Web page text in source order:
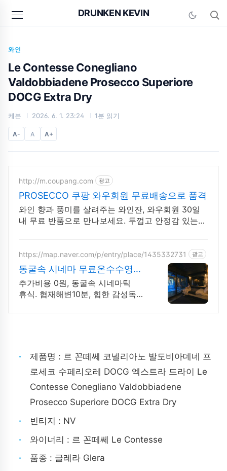
DRUNKEN KEVIN
와인
Le Contesse Conegliano
Valdobbiadene Prosecco Superiore
DOCG Extra Dry
케븐 2026. 6. 1. 23:24 1분 읽기
A- A A+
http://m.coupang.com 광고
PROSECCO 쿠팡 와우회원 무료배송으로 품격
와인 향과 풍미를 살려주는 와인잔, 와우회원 30일
내 무료 반품으로 만나보세요. 두껍고 안정감 있는
https://map.naver.com/p/entry/place/1435332731 광고
동굴속 시네마 무료온수수영장
독특하고 아늑한 나만의아지트
추가비용 0원, 동굴속 시네마틱
휴식. 협재해변10분, 힙한 감성독채,
제품명 : 르 꼰떼쎄 코넬리아노 발도비아데네 프
로세코 수페리오레 DOCG 엑스트라 드라이 Le
Contesse Conegliano Valdobbiadene
Prosecco Superiore DOCG Extra Dry
빈티지 : NV
와이너리 : 르 꼰떼쎄 Le Contesse
품종 : 글레라 Glera